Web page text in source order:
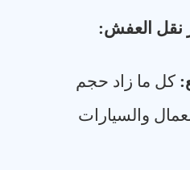
نقل العفش:
: كل ما زاد حجم
والسيارات